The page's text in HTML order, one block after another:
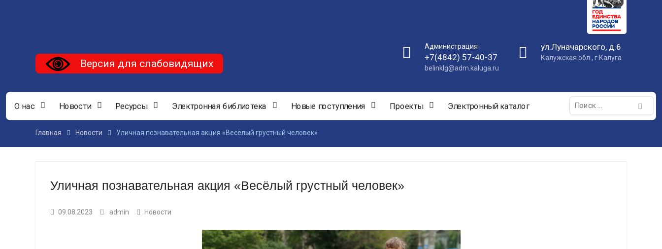
Администрация
+7(4842) 57-40-37
belinklg@adm.kaluga.ru
ул.Луначарского, д.6
Калужская обл., г.Калуга
Версия для слабовидящих
О нас Новости Ресурсы Электронная библиотека Новые поступления Проекты Электронный каталог
Поиск:
Главная Новости Уличная познавательная акция «Весёлый грустный человек»
Уличная познавательная акция «Весёлый грустный человек»
09.08.2023 admin Новости